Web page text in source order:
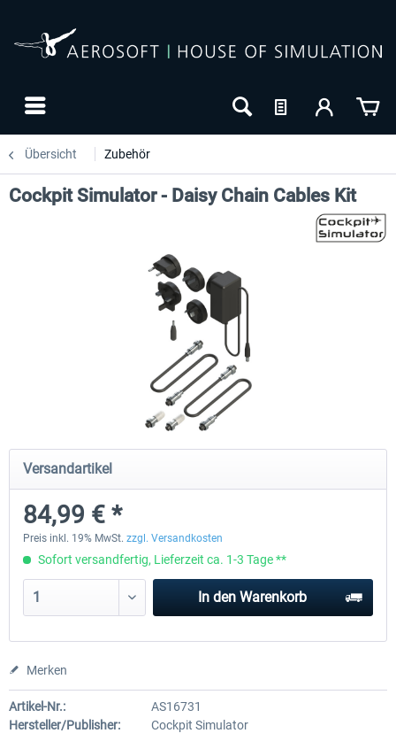
Übersicht Zubehör
Honeycomb - Flight Sim USB Hub
49,99 € *
-27
Cockpit Simulator - Daisy Chain Cables Kit
Versandartikel
84,99 € *
Preis inkl. 19% MwSt. zzgl. Versandkosten
Sofort versandfertig, Lieferzeit ca. 1-3 Tage **
In den Warenkorb
Merken
Artikel-Nr.:
AS16731
Hersteller/Publisher:
Cockpit Simulator